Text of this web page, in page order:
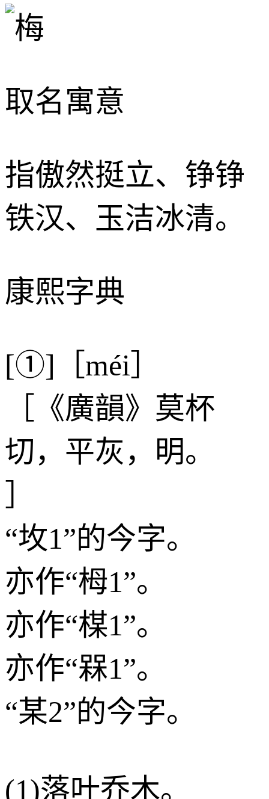
取名寓意
指傲然挺立、铮铮
铁汉、玉洁冰清。
康熙字典
[①]［méi］
［《廣韻》莫杯
切，平灰，明。
“坆1”的今字。
亦作“栂1”。
亦作“楳1”。
亦作“槑1”。
“某2”的今字。
(1)落叶乔木。